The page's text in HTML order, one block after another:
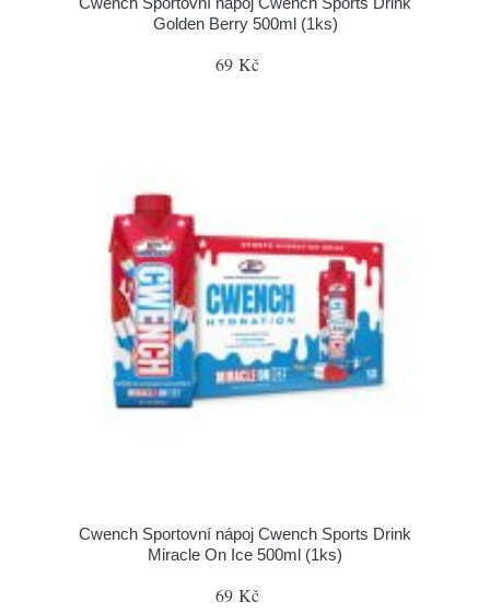
Golden Berry 500ml (1ks)
69 Kč
Cwench Sportovní nápoj Cwench Sports Drink
Miracle On Ice 500ml (1ks)
69 Kč